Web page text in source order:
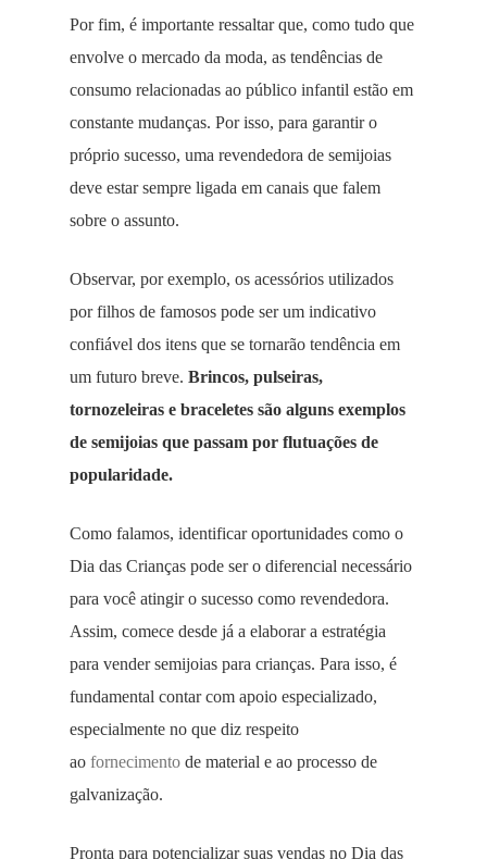
Por fim, é importante ressaltar que, como tudo que
envolve o mercado da moda, as tendências de
consumo relacionadas ao público infantil estão em
constante mudanças. Por isso, para garantir o
próprio sucesso, uma revendedora de semijoias
deve estar sempre ligada em canais que falem
sobre o assunto.
Observar, por exemplo, os acessórios utilizados
por filhos de famosos pode ser um indicativo
confiável dos itens que se tornarão tendência em
um futuro breve. Brincos, pulseiras,
tornozeleiras e braceletes são alguns exemplos
de semijoias que passam por flutuações de
popularidade.
Como falamos, identificar oportunidades como o
Dia das Crianças pode ser o diferencial necessário
para você atingir o sucesso como revendedora.
Assim, comece desde já a elaborar a estratégia
para vender semijoias para crianças. Para isso, é
fundamental contar com apoio especializado,
especialmente no que diz respeito
ao fornecimento de material e ao processo de
galvanização.
Pronta para potencializar suas vendas no Dia das